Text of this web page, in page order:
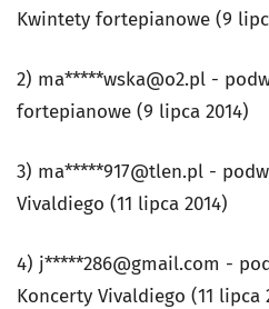
Kwintety fortepianowe (9
2) ma*****wska@o2.pl -
fortepianowe (9 lipca 2014)
3) ma*****917@tlen.pl -
Vivaldiego (11 lipca 2014)
4) j*****286@gmail.com -
Koncerty Vivaldiego (11 lipca